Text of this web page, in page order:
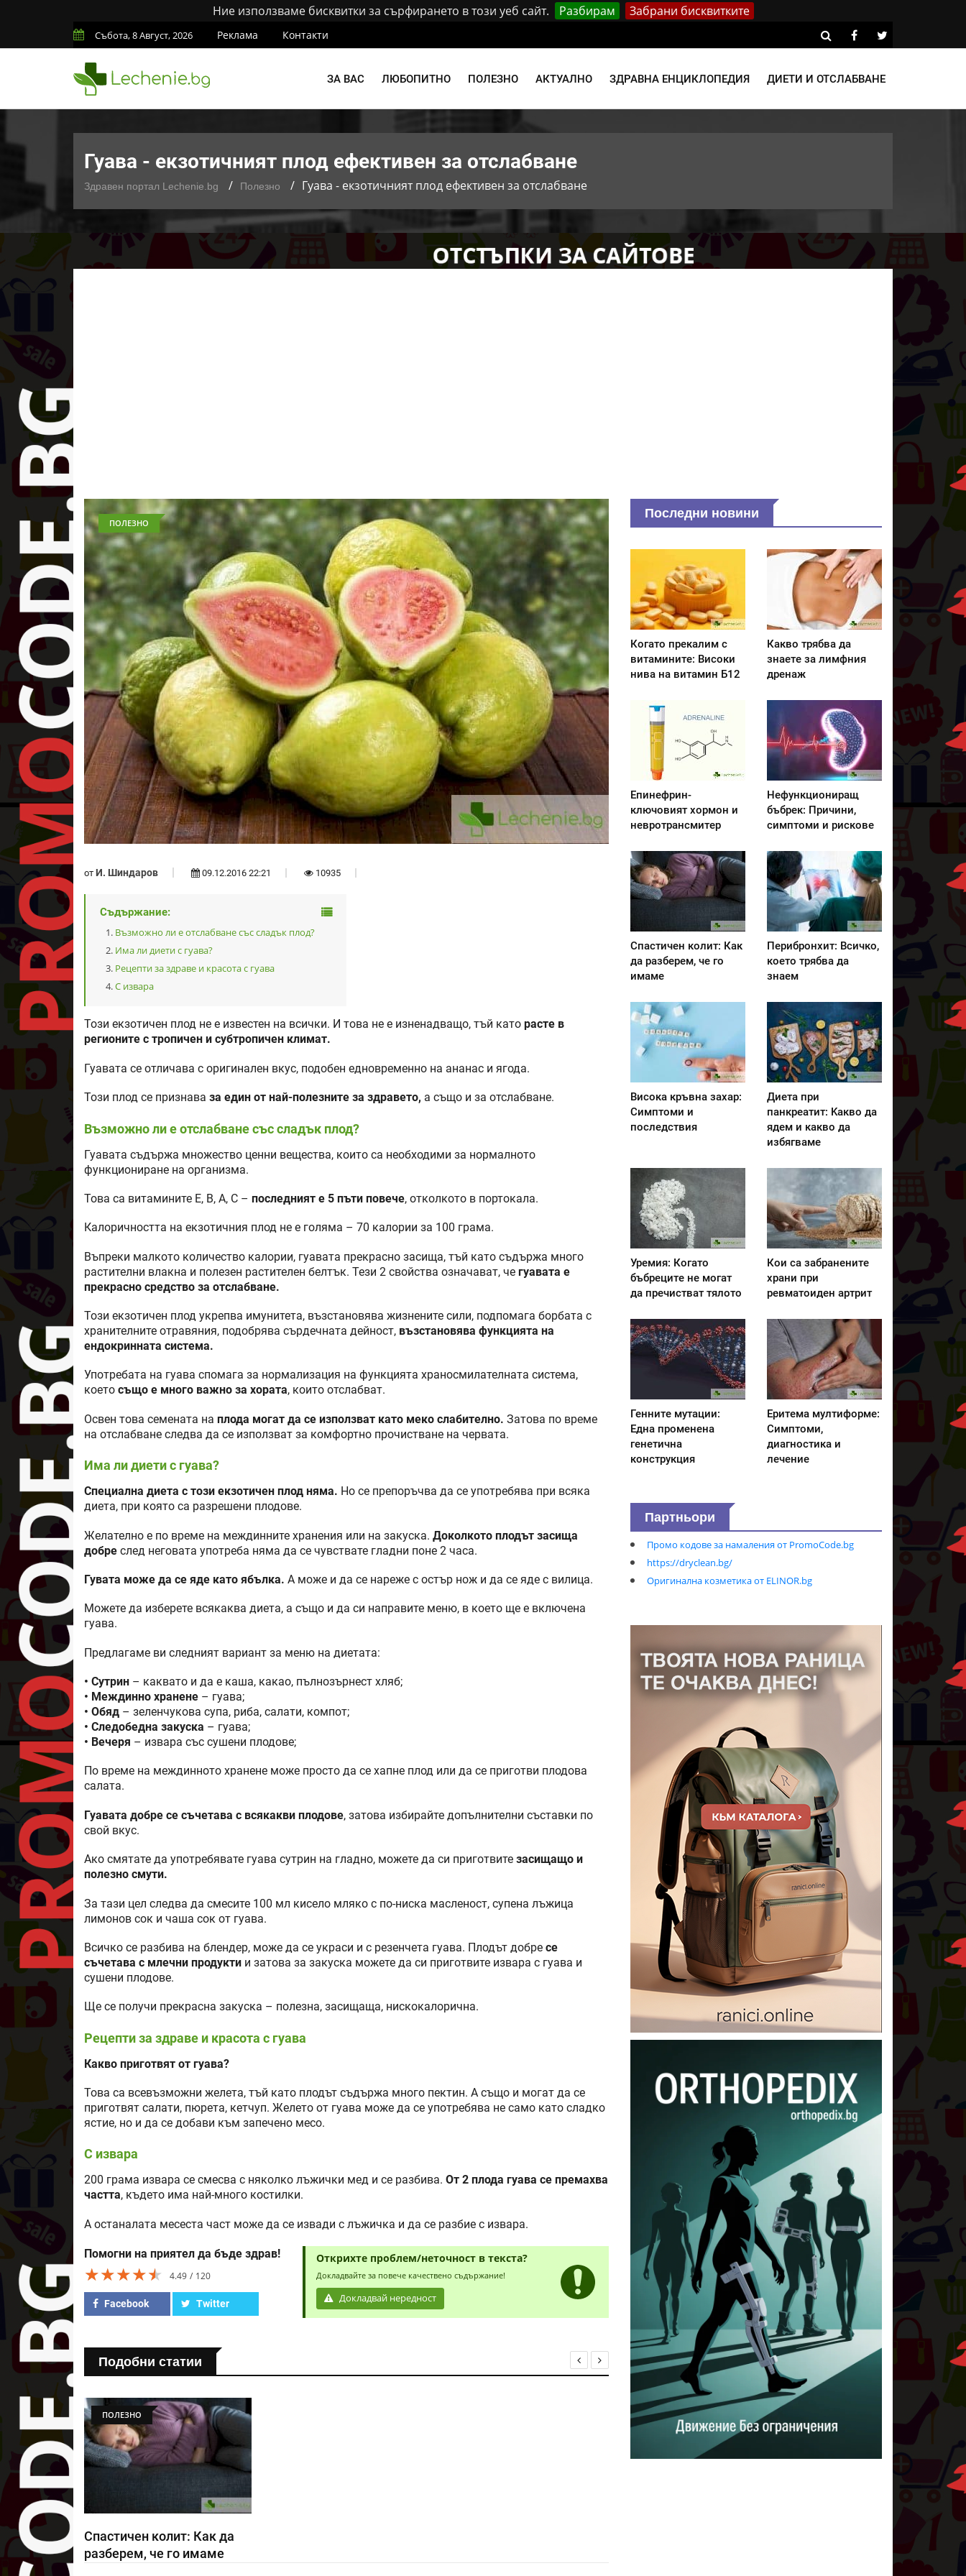
Ние използваме бисквитки за сърфирането в този уеб сайт. Разбирам Забрани бисквитките
Събота, 8 Август, 2026 Реклама Контакти
ЗА ВАС ЛЮБОПИТНО ПОЛЕЗНО АКТУАЛНО ЗДРАВНА ЕНЦИКЛОПЕДИЯ ДИЕТИ И ОТСЛАБВАНЕ
Гуава - екзотичният плод eфективен за отслабване
Здравен портал Lechenie.bg Полезно Гуава - екзотичният плод eфективен за отслабване
ПОЛЕЗНО
от И. Шиндаров 09.12.2016 22:21 10935
Съдържание:
Възможно ли е отслабване със сладък плод?
Има ли диети с гуава?
Рецепти за здраве и красота с гуава
С извара
Този екзотичен плод не е известен на всички. И това не е изненадващо, тъй като расте в
регионите с тропичен и субтропичен климат.
Гуавата се отличава с оригинален вкус, подобен едновременно на ананас и ягода.
Този плод се признава за един от най-полезните за здравето, а също и за отслабване.
Възможно ли е отслабване със сладък плод?
Гуавата съдържа множество ценни вещества, които са необходими за нормалното
функциониране на организма.
Това са витамините Е, В, А, С – последният е 5 пъти повече, отколкото в портокала.
Калоричността на екзотичния плод не е голяма – 70 калории за 100 грама.
Въпреки малкото количество калории, гуавата прекрасно засища, тъй като съдържа много
растителни влакна и полезен растителен белтък. Тези 2 свойства означават, че гуавата е
прекрасно средство за отслабване.
Този екзотичен плод укрепва имунитета, възстановява жизнените сили, подпомага борбата с
хранителните отравяния, подобрява сърдечната дейност, възстановява функцията на
ендокринната система.
Употребата на гуава спомага за нормализация на функцията храносмилателната система,
което също е много важно за хората, които отслабват.
Освен това семената на плода могат да се използват като меко слабително. Затова по време
на отслабване следва да се използват за комфортно прочистване на червата.
Има ли диети с гуава?
Специална диета с този екзотичен плод няма. Но се препоръчва да се употребява при всяка
диета, при която са разрешени плодове.
Желателно е по време на междинните хранения или на закуска. Доколкото плодът засища
добре след неговата употреба няма да се чувствате гладни поне 2 часа.
Гувата може да се яде като ябълка. А може и да се нареже с остър нож и да се яде с вилица.
Можете да изберете всякаква диета, а също и да си направите меню, в което ще е включена
гуава.
Предлагаме ви следният вариант за меню на диетата:
• Сутрин – каквато и да е каша, какао, пълнозърнест хляб;
• Междинно хранене – гуава;
• Обяд – зеленчукова супа, риба, салати, компот;
• Следобедна закуска – гуава;
• Вечеря – извара със сушени плодове;
По време на междинното хранене може просто да се хапне плод или да се приготви плодова
салата.
Гуавата добре се съчетава с всякакви плодове, затова избирайте допълнителни съставки по
свой вкус.
Ако смятате да употребявате гуава сутрин на гладно, можете да си приготвите засищащо и
полезно смути.
За тази цел следва да смесите 100 мл кисело мляко с по-ниска масленост, супена лъжица
лимонов сок и чаша сок от гуава.
Всичко се разбива на блендер, може да се украси и с резенчета гуава. Плодът добре се
съчетава с млечни продукти и затова за закуска можете да си приготвите извара с гуава и
сушени плодове.
Ще се получи прекрасна закуска – полезна, засищаща, нискокалорична.
Рецепти за здраве и красота с гуава
Какво приготвят от гуава?
Това са всевъзможни желета, тъй като плодът съдържа много пектин. А също и могат да се
приготвят салати, пюрета, кетчуп. Желето от гуава може да се употребява не само като сладко
ястие, но и да се добави към запечено месо.
С извара
200 грама извара се смесва с няколко лъжички мед и се разбива. От 2 плода гуава се премахва
частта, където има най-много костилки.
А останалата месеста част може да се извади с лъжичка и да се разбие с извара.
Помогни на приятел да бъде здрав!
★★★★★
★★★★★
★★★★★ 4.49 120
Facebook Twitter
Открихте проблем/неточност в текста?
Докладвайте за повече качествено съдържание!
Докладвай нередност
Подобни статии
ПОЛЕЗНО
Спастичен колит: Как да
разберем, че го имаме
Последни новини
Когато прекалим с
витамините: Високи
нива на витамин Б12
Какво трябва да
знаете за лимфния
дренаж
Епинефрин-
ключовият хормон и
невротрансмитер
Нефункциониращ
бъбрек: Причини,
симптоми и рискове
Спастичен колит: Как
да разберем, че го
имаме
Перибронхит: Всичко,
което трябва да
знаем
Висока кръвна захар:
Симптоми и
последствия
Диета при
панкреатит: Kакво да
ядем и какво да
избягваме
Уремия: Когато
бъбреците не могат
да пречистват тялото
Кои са забранените
храни при
ревматоиден артрит
Генните мутации:
Една променена
генетична
конструкция
Еритема мултиформе:
Симптоми,
диагностика и
лечение
Партньори
Промо кодове за намаления от PromoCode.bg
https://dryclean.bg/
Оригинална козметика от ELINOR.bg